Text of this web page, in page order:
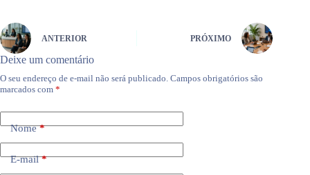
ANTERIOR PRÓXIMO
Deixe um comentário
O seu endereço de e-mail não será publicado. Campos obrigatórios são
marcados com *
Nome*
E-mail*